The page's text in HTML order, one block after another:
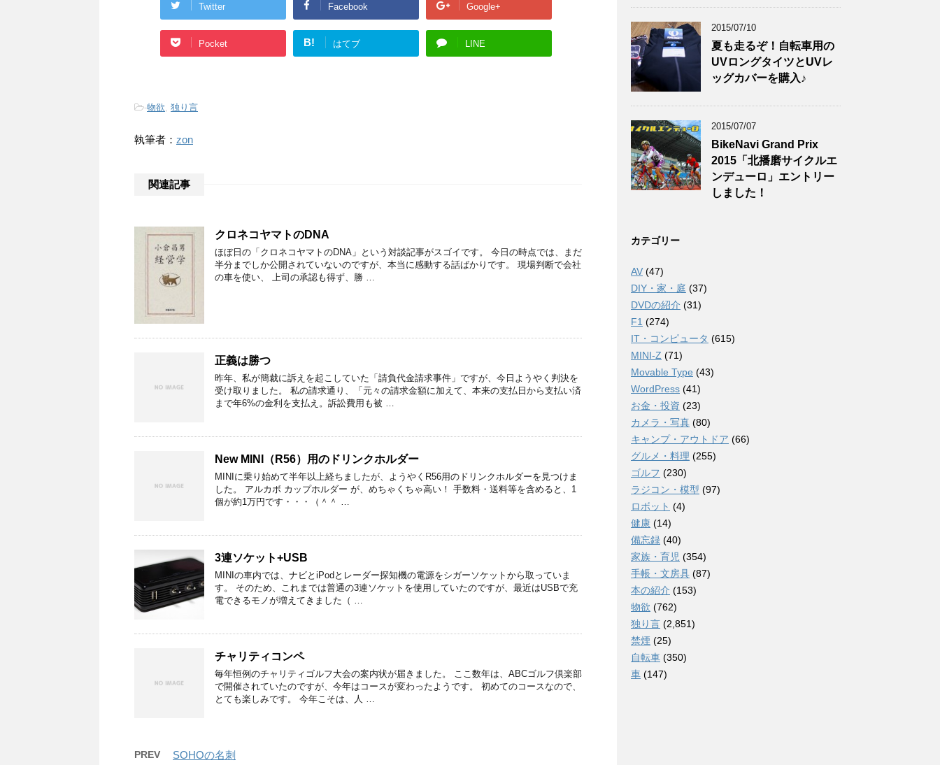
Twitter Facebook Google+
Pocket B! はてブ LINE
-物欲, 独り言
執筆者： zon
関連記事
クロネコヤマトのDNA
ほぼ日の「クロネコヤマトのDNA」という対談記事がスゴイです。 今日の時点では、まだ
半分までしか公開されていないのですが、本当に感動する話ばかりです。 現場判断で会社
の車を使い、 上司の承認も得ず、勝 …
正義は勝つ
昨年、私が簡裁に訴えを起こしていた「請負代金請求事件」ですが、今日ようやく判決を
受け取りました。 私の請求通り、「元々の請求金額に加えて、本来の支払日から支払い済
まで年6%の金利を支払え。訴訟費用も被 …
New MINI（R56）用のドリンクホルダー
MINIに乗り始めて半年以上経ちましたが、ようやくR56用のドリンクホルダーを見つけま
した。 アルカボ カップホルダー が、めちゃくちゃ高い！ 手数料・送料等を含めると、1
個が約1万円です・・・（＾＾ …
3連ソケット+USB
MINIの車内では、ナビとiPodとレーダー探知機の電源をシガーソケットから取っていま
す。 そのため、これまでは普通の3連ソケットを使用していたのですが、最近はUSBで充
電できるモノが増えてきました（ …
チャリティコンペ
毎年恒例のチャリティゴルフ大会の案内状が届きました。 ここ数年は、ABCゴルフ倶楽部
で開催されていたのですが、今年はコースが変わったようです。 初めてのコースなので、
とても楽しみです。 今年こそは、人 …
PREV SOHOの名刺
2015/07/10
夏も走るぞ！自転車用の
UVロングタイツとUVレ
ッグカバーを購入♪
2015/07/07
BikeNavi Grand Prix
2015「北播磨サイクルエ
ンデューロ」エントリー
しました！
カテゴリー
AV (47)
DIY・家・庭 (37)
DVDの紹介 (31)
F1 (274)
IT・コンピュータ (615)
MINI-Z (71)
Movable Type (43)
WordPress (41)
お金・投資 (23)
カメラ・写真 (80)
キャンプ・アウトドア (66)
グルメ・料理 (255)
ゴルフ (230)
ラジコン・模型 (97)
ロボット (4)
健康 (14)
備忘録 (40)
家族・育児 (354)
手帳・文房具 (87)
本の紹介 (153)
物欲 (762)
独り言 (2,851)
禁煙 (25)
自転車 (350)
車 (147)